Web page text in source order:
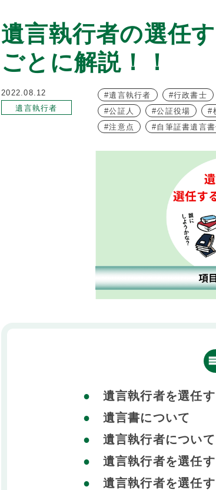
遺言執行者の選任
ごとに解説！！
2022.08.12
遺言執行者
遺言執行者 行政書士
公証人
公証役場
注意点
自筆証書遺言
遺言執行者を選任
遺言書について
遺言執行者について
遺言執行者を選任
遺言執行者を選任